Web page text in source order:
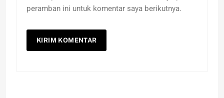
peramban ini untuk komentar saya berikutnya.